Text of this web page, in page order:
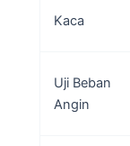
Kaca
Uji Beban
Angin